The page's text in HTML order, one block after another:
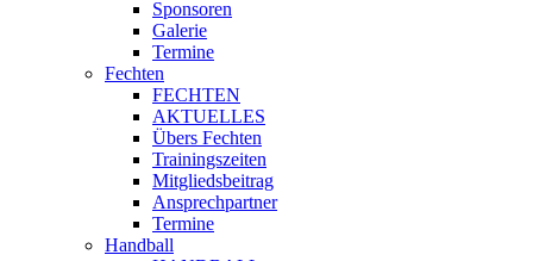
Sponsoren
Galerie
Termine
Fechten
FECHTEN
AKTUELLES
Übers Fechten
Trainingszeiten
Mitgliedsbeitrag
Ansprechpartner
Termine
Handball